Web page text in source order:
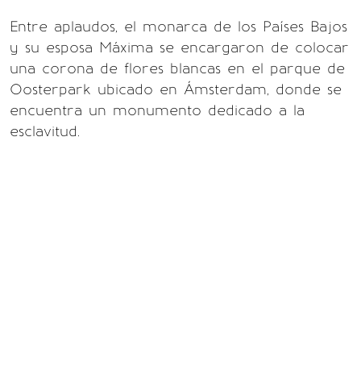
Entre aplaudos, el monarca de los Países Bajos
y su esposa Máxima se encargaron de colocar
una corona de flores blancas en el parque de
Oosterpark ubicado en Ámsterdam, donde se
encuentra un monumento dedicado a la
esclavitud.